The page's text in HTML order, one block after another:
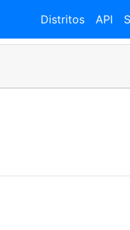
Distritos API